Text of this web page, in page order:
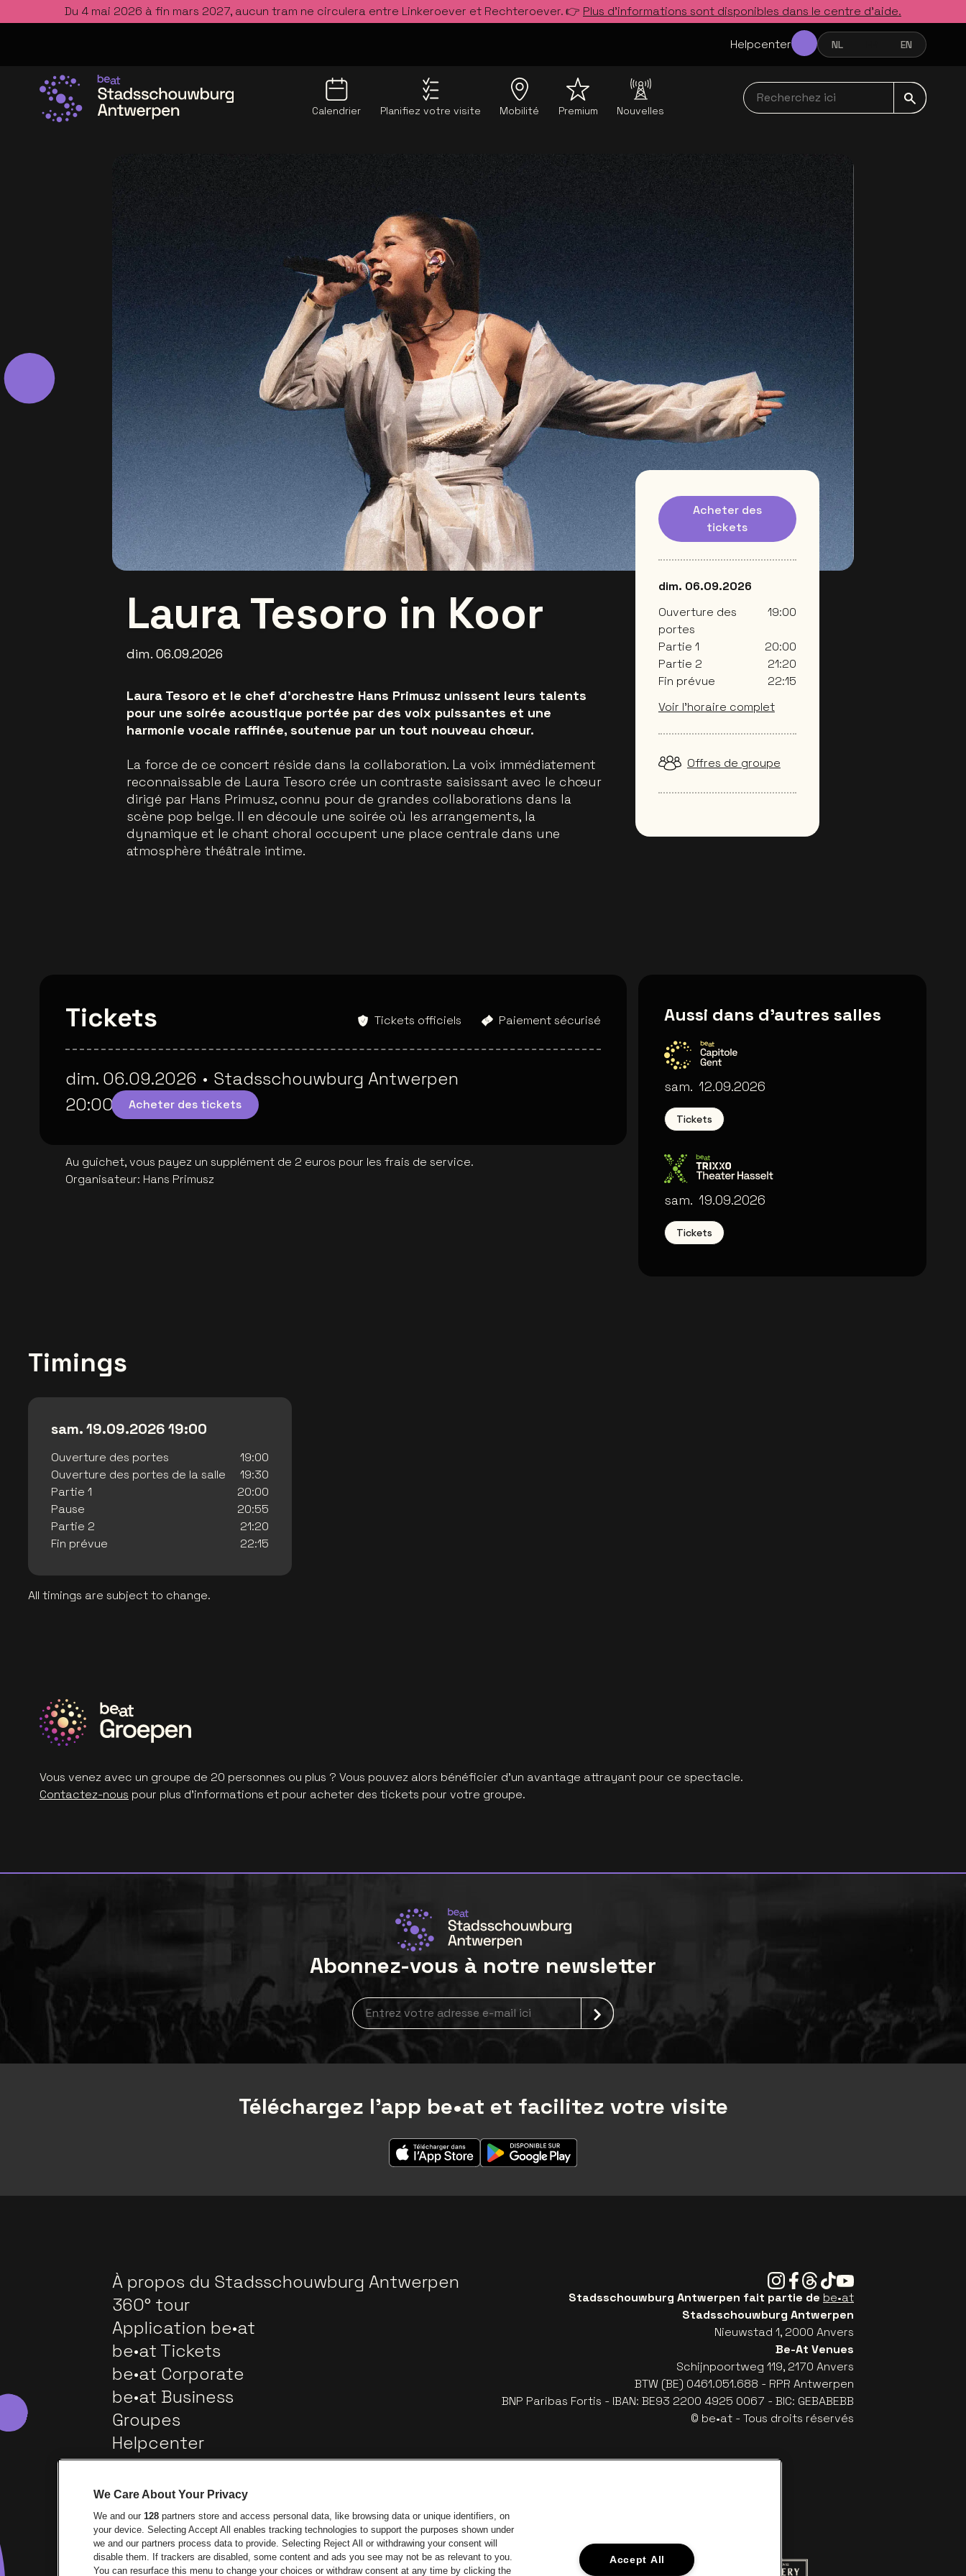
Du 4 mai 2026 à fin mars 2027, aucun tram ne circulera entre Linkeroever et Rechteroever. 👉 Plus d’informations sont disponibles dans le centre d’aide.
Helpcenter NEDERLANDS
NL FRANÇAISENGLISH
EN
Calendrier Planifiez votre visite Mobilité Premium Nouvelles
Recherchez ici navbar
Laura Tesoro in Koor
dim. 06.09.2026
Laura Tesoro et le chef d’orchestre Hans Primusz unissent leurs talents
pour une soirée acoustique portée par des voix puissantes et une
harmonie vocale raffinée, soutenue par un tout nouveau chœur.
La force de ce concert réside dans la collaboration. La voix immédiatement
reconnaissable de Laura Tesoro crée un contraste saisissant avec le chœur
dirigé par Hans Primusz, connu pour de grandes collaborations dans la
scène pop belge. Il en découle une soirée où les arrangements, la
dynamique et le chant choral occupent une place centrale dans une
atmosphère théâtrale intime.
Acheter des
tickets
dim. 06.09.2026
Ouverture des
portes
19:00
Partie 1
20:00
Partie 2
21:20
Fin prévue
22:15
Voir l’horaire complet
Offres de groupe
Tickets Tickets officiels Paiement sécurisé
dim. 06.09.2026 • Stadsschouwburg Antwerpen
20:00
Acheter des tickets
Au guichet, vous payez un supplément de 2 euros pour les frais de service.
Organisateur: Hans Primusz
Aussi dans d'autres salles
Capitole Gent
sam. 12.09.2026
Tickets
Trixxo Theater
sam. 19.09.2026
Tickets
Timings
sam. 19.09.2026 19:00
Ouverture des portes
19:00
Ouverture des portes de la salle
19:30
Partie 1
20:00
Pause
20:55
Partie 2
21:20
Fin prévue
22:15
All timings are subject to change.
Vous venez avec un groupe de 20 personnes ou plus ? Vous pouvez alors bénéficier d'un avantage attrayant pour ce spectacle.
Contactez-nous pour plus d'informations et pour acheter des tickets pour votre groupe.
Abonnez-vous à notre newsletter
Inscription à la newsletter
Téléchargez l'app be•at et facilitez votre visite
À propos du Stadsschouwburg Antwerpen
360° tour
Application be•at
be•at Tickets
be•at Corporate
be•at Business
Groupes
Helpcenter
Contact
Instagram
Facebook
Threads
TiktokYoutube
Stadsschouwburg Antwerpen fait partie de be•at
Stadsschouwburg Antwerpen
Nieuwstad 1, 2000 Anvers
Be-At Venues
Schijnpoortweg 119, 2170 Anvers
BTW (BE) 0461.051.688 - RPR Antwerpen
BNP Paribas Fortis - IBAN: BE93 2200 4925 0067 - BIC: GEBABEBB
© be•at - Tous droits réservés
We Care About Your Privacy
We and our 128 partners store and access personal data, like browsing data or unique identifiers, on
your device. Selecting Accept All enables tracking technologies to support the purposes shown under
we and our partners process data to provide. Selecting Reject All or withdrawing your consent will
disable them. If trackers are disabled, some content and ads you see may not be as relevant to you.
You can resurface this menu to change your choices or withdraw consent at any time by clicking the
Accept All